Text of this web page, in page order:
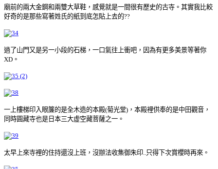
廟前的兩大金鋼和兩雙大草鞋，感覺就是一間很有歷史的古寺。其實我比較
好奇的是那些寫著姓氏的紙到底怎貼上去的??
過了山門又是另一小段的石梯，一口氣往上衝吧，因為有更多美景等著你
XD。
一上樓梯印入眼簾的是全木造的本殿(菊光堂)，本殿裡供奉的是中田觀音，
同時圓藏寺也是日本三大虚空藏菩薩之一。
太早上來寺裡的住持還沒上班，沒辦法收集御朱印..只得下次賞櫻時再來。